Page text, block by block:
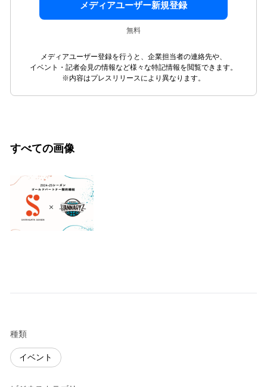
メディアユーザー新規登録
無料
メディアユーザー登録を行うと、企業担当者の連絡先や、
イベント・記者会見の情報など様々な特記情報を閲覧できます。
※内容はプレスリリースにより異なります。
すべての画像
種類
イベント